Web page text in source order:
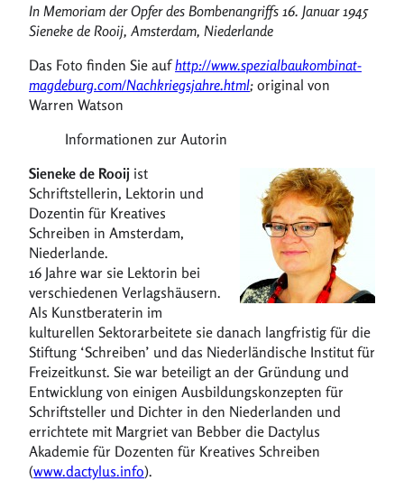
In Memoriam der Opfer des Bombenangriffs 16. Januar 1945
Sieneke de Rooij, Amsterdam, Niederlande
Das Foto finden Sie auf http://www.spezialbaukombinat-
magdeburg.com/Nachkriegsjahre.html; original von
Warren Watson
Informationen zur Autorin
Sieneke de Rooij ist
Schriftstellerin, Lektorin und
Dozentin für Kreatives
Schreiben in Amsterdam,
Niederlande.
16 Jahre war sie Lektorin bei
verschiedenen Verlagshäusern.
Als Kunstberaterin im
kulturellen Sektorarbeitete sie danach langfristig für die
Stiftung ‘Schreiben’ und das Niederländische Institut für
Freizeitkunst. Sie war beteiligt an der Gründung und
Entwicklung von einigen Ausbildungskonzepten für
Schriftsteller und Dichter in den Niederlanden und
errichtete mit Margriet van Bebber die Dactylus
Akademie für Dozenten für Kreatives Schreiben
(www.dactylus.info).